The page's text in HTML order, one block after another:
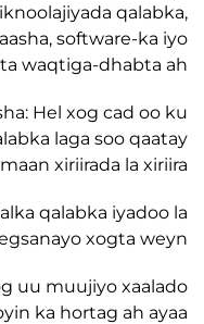
tiknoolajiyada
waqtiga-
Hel xog
qalabka laga soo
dhammaan xiriirada la
hawlgalka qalabka
adeegsanayo
fog uu muujiyo
ka hortag